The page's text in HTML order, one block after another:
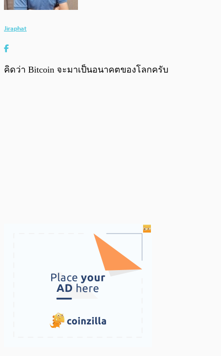
Jiraphat
คิดว่า Bitcoin จะมาเป็นอนาคตของโลกครับ